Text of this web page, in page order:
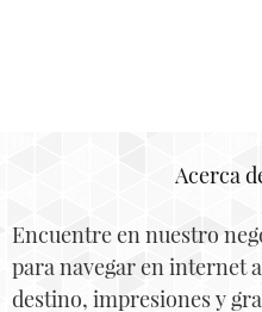
Acerca
Encuentre en nuestro
para navegar en internet
destino, impresiones y